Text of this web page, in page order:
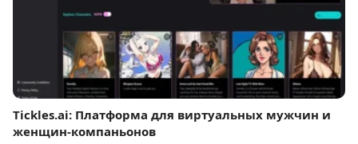
Tickles.ai: Платформа для виртуальных мужчин и
женщин-компаньонов